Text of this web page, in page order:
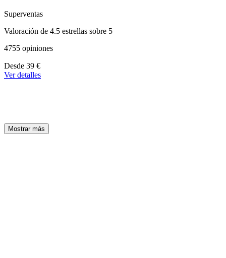
Superventas
Valoración de 4.5 estrellas sobre 5
4755 opiniones
A
partir
Desde 39 €
Ver detalles
Mostrar más